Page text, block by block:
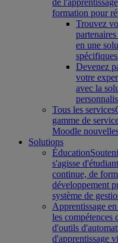
de
formation pour
Trouvez
en une
Devenez
votre
avec la
Tous les services
gamme de
Moodle
Solutions
Éducation
s'agisse
continue, de
développement
système de
Apprentissage
les compétences
d'outils
d'apprentissage